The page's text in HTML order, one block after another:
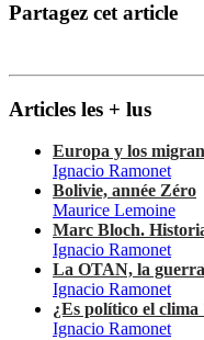
Partagez cet article
Articles les + lus
Europa y los
Ignacio Ramonet
Bolivie, année Zéro
Maurice Lemoine
Marc Bloch.
Ignacio Ramonet
La OTAN, la
Ignacio Ramonet
¿Es político el clima
Ignacio Ramonet